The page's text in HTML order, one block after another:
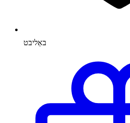
באַליבט